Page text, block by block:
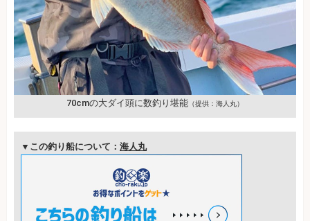
70cmの大ダイ頭に数釣り堪能 （提供：海人丸）
▼この釣り船について： 海人丸